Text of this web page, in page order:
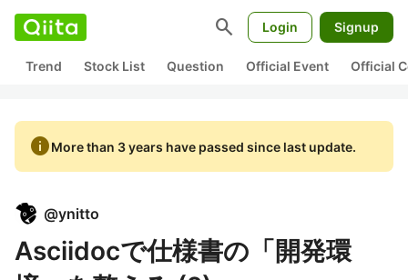
search Login Signup
Trend Stock List Question Official Event Official
infoMore than 3 years have passed since last update.
@ynitto
Asciidocで仕様書の「開発環